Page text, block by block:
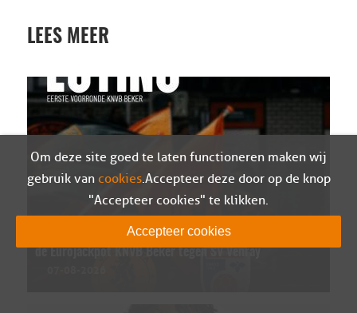
LEES MEER
Sparta Nijkerk in eerste kwalificatieronde van
Om deze site goed te laten functioneren maken wij
gebruik van cookies. Accepteer deze door op de knop
"Accepteer cookies" te klikken.
Accepteer cookies